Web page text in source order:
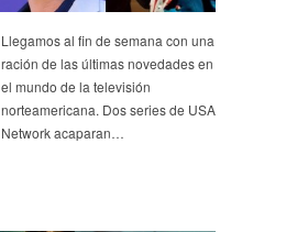
Llegamos al fin de semana con una
ración de las últimas novedades en
el mundo de la televisión
norteamericana. Dos series de USA
Network acaparan…